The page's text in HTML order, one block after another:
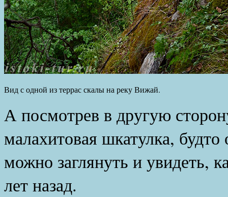
Вид с одной из террас скалы на реку Вижай.
А посмотрев в другую
малахитовая шкатулка,
можно заглянуть и увидеть,
лет назад.